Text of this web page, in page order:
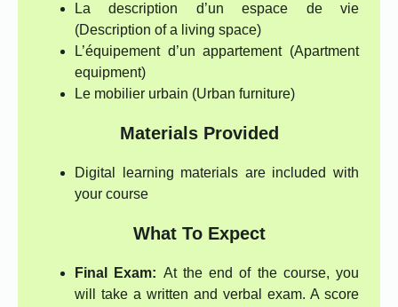
La description d’un espace de vie
(Description of a living space)
L’équipement d’un appartement (Apartment
equipment)
Le mobilier urbain (Urban furniture)
Materials Provided
Digital learning materials are included with
your course
What To Expect
Final Exam: At the end of the course, you
will take a written and verbal exam. A score